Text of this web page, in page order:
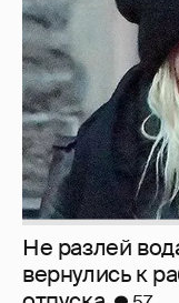
Не разлей
вернулись к